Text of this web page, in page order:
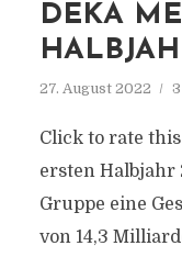
DEKA
27. August 2022
Click to rate
ersten Halbjahr
Gruppe eine
von 14,3